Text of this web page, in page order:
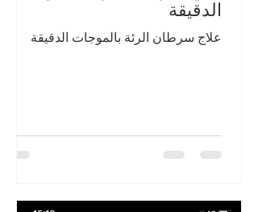
الدقيقة
علاج سرطان الرئة بالموجات الدقيقة